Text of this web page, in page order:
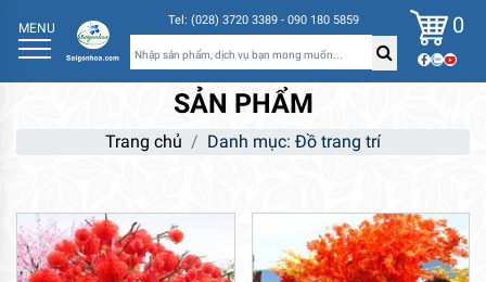
MENU Tel: (028) 3720 3389 - 090 180 5859 0
SẢN PHẨM
Trang chủ Danh mục: Đồ trang trí